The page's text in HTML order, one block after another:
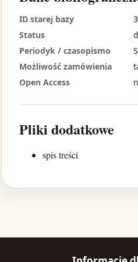
ID starej bazy
Status
Periodyk / czasopismo
Możliwość zamówienia
Open Access
Pliki dodatkowe
spis treści